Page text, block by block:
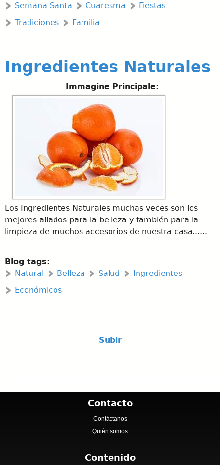
Semana Santa
Cuaresma
Fiestas
Tradiciones
Familia
Ingredientes Naturales
Immagine Principale:
Los Ingredientes Naturales muchas veces son los
mejores aliados para la belleza y también para la
limpieza de muchos accesorios de nuestra casa......
Blog tags:
Natural
Belleza Salud
Ingredientes
Económicos
Subir
Contacto
Contáctanos
Quién somos
Contenido